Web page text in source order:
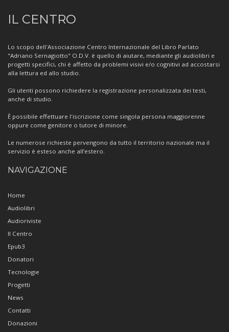
Informazioni
sul
Centro
IL CENTRO
Lo scopo dell'Associazione Centro Internazionale del Libro Parlato
"Adriano Sernagiotto" O.D.V. è quello di aiutare, mediante gli audiolibri e
progetti specifici, chi è affetto da problemi visivi e/o cognitivi ad accostarsi
alla lettura ed allo studio.
Gli utenti possono richiedere la registrazione personalizzata dei testi,
anche di studio.
È possibile effettuare l'iscrizione come singola persona maggiorenne
oppure come genitore o tutore di minore.
Le numerose richieste pervengono da tutto il territorio nazionale ma il
servizio è esteso anche all’estero.
NAVIGAZIONE
Home
Audiolibri
Audioriviste
Il Centro
Epub3
Donatori
Tecnologie
Progetti
News
Contatti
Donazioni